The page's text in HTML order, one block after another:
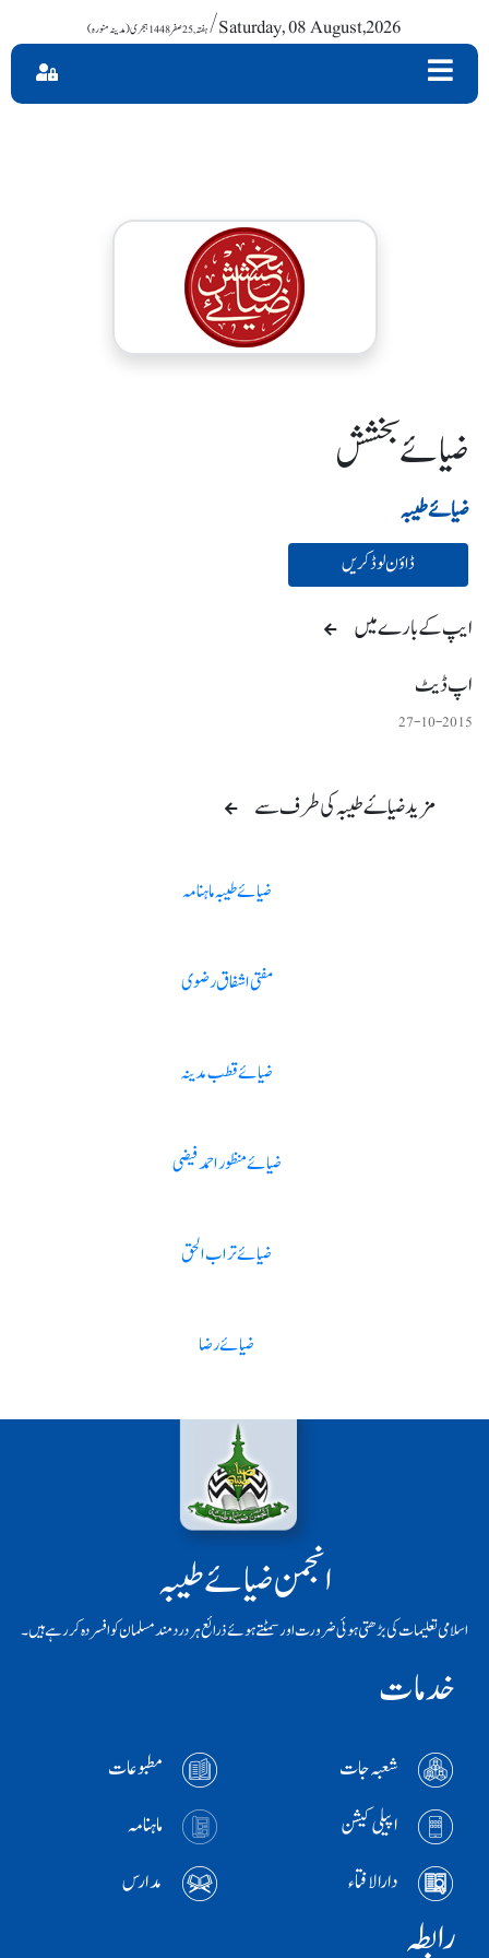
/ Saturday, 08 August,2026
ضیائے بخشش
ضیائے طیبہ
ڈاؤن لوڈ کریں
مزید ضیاۓ طیبہ کی طرف سے
ضیائے طیبہ ماہنامہ
مفتی اشفاق رضوی
ضیائے قطب مدینہ
ضیائے منظور احمد فیضی
ضیائے تراب الحق
ضیائے رضا
ایپ کے بارے میں
اپ ڈیٹ
27-10-2015
انجمن ضیائے طیبہ
اسلامی تعلیمات کی بڑھتی ہوئی ضرورت اور سمٹتے ہوئے ذرائع ہر دردمند مسلمان کو افسردہ کر رہے ہیں۔
خدمات
شعبہ جات
مطبوعات
اپیلی کیشن
ماہنامہ
دارالافتاء
مدارس
رابطہ